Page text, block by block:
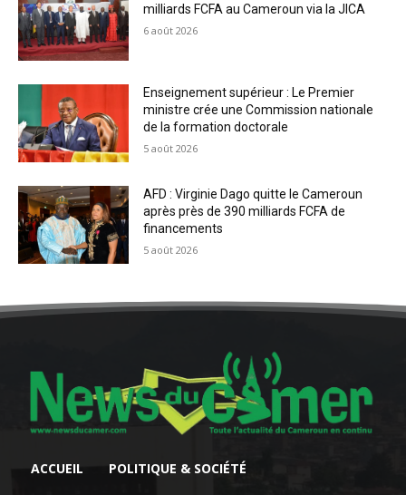
milliards FCFA au Cameroun via la JICA
6 août 2026
Enseignement supérieur : Le Premier
ministre crée une Commission nationale
de la formation doctorale
5 août 2026
AFD : Virginie Dago quitte le Cameroun
après près de 390 milliards FCFA de
financements
5 août 2026
ACCUEIL POLITIQUE & SOCIÉTÉ